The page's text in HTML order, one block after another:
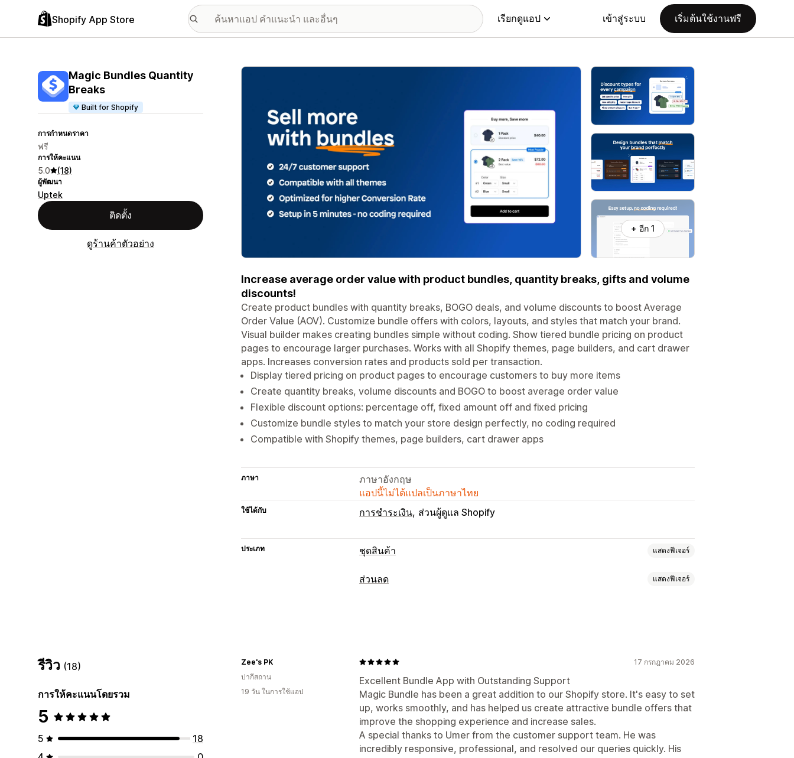
Shopify App Store เรียกดูแอป เข้าสู่ระบบ เริ่มต้นใช้งานฟรี
Magic Bundles Quantity
Breaks
Built for Shopify
การกำหนดราคา
ฟรี
การให้คะแนน
5.0 (18)
ผู้พัฒนา
Uptek
ติดตั้ง
ดูร้านค้าตัวอย่าง
แกลเลอรีรูปภาพที่แสดง
+ อีก 1
Increase average order value with product bundles, quantity breaks, gifts and volume
discounts!
Create product bundles with quantity breaks, BOGO deals, and volume discounts to boost Average
Order Value (AOV). Customize bundle offers with colors, layouts, and styles that match your brand.
Visual builder makes creating bundles simple without coding. Show tiered bundle pricing on product
pages to encourage larger purchases. Works with all Shopify themes, page builders, and cart drawer
apps. Increases conversion rates and products sold per transaction.
Display tiered pricing on product pages to encourage customers to buy more items
Create quantity breaks, volume discounts and BOGO to boost average order value
Flexible discount options: percentage off, fixed amount off and fixed pricing
Customize bundle styles to match your store design perfectly, no coding required
Compatible with Shopify themes, page builders, cart drawer apps
ภาษา
ภาษาอังกฤษ
แอปนี้ไม่ได้แปลเป็นภาษาไทย
ใช้ได้กับ การชำระเงิน ส่วนผู้ดูแล Shopify
ประเภท ชุดสินค้า แสดงฟีเจอร์
ประเภทชุดสินค้า
การกำหนดราคาจำนวนมาก
ส่วนลด แสดงฟีเจอร์
การจัดการส่วนลด
เครื่องมือแก้ไข
รหัสที่กำหนดเอง การแปลงสกุลเงิน
รีวิว (18)
การให้คะแนนโดยรวม
5
5
18
17 กรกฎาคม 2026
Excellent Bundle App with Outstanding Support
Magic Bundle has been a great addition to our Shopify store. It's easy to set
up, works smoothly, and has helped us create attractive bundle offers that
improve the shopping experience and increase sales.
A special thanks to Umer from the customer support team. He was
incredibly responsive, professional, and resolved our queries quickly. His
Zee's PK
ปากีสถาน
19 วัน ในการใช้แอป